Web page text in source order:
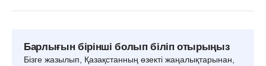
Барлығын бірінші болып біліп отырыңыз
Бізге жазылып, Қазақстанның өзекті жаңалықтарынан,